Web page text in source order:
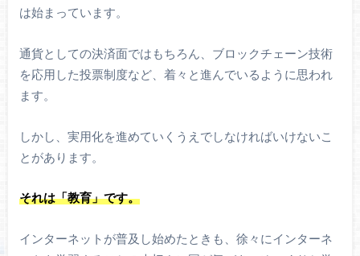
は始まっています。
通貨としての決済面ではもちろん、ブロックチェーン技術
を応用した投票制度など、着々と進んでいるように思われ
ます。
しかし、実用化を進めていくうえでしなければいけないこ
とがあります。
それは「教育」です。
インターネットが普及し始めたときも、徐々にインターネ